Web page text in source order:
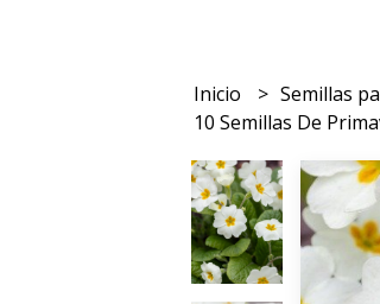
Inicio Semillas
10 Semillas De